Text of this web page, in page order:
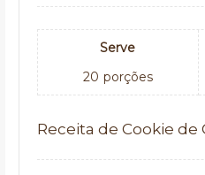
Serve
20 porções
Receita de Cookie de